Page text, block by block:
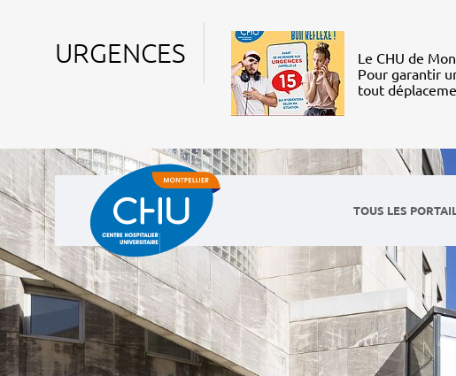
URGENCES
Le CHU de
Pour garantir
tout
TOUS LES